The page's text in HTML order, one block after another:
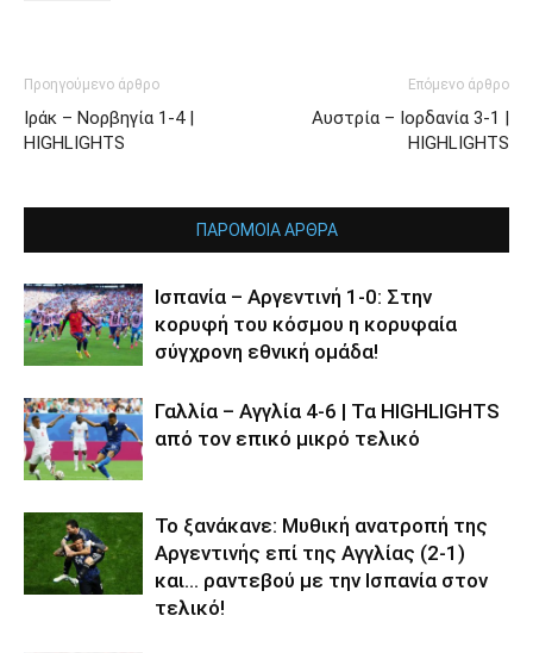
Προηγούμενο άρθρο
Ιράκ – Νορβηγία 1-4 |
HIGHLIGHTS
Επόμενο άρθρο
Αυστρία – Ιορδανία 3-1 |
HIGHLIGHTS
ΠΑΡΟΜΟΙΑ ΑΡΘΡΑ
Ισπανία – Αργεντινή 1-0: Στην
κορυφή του κόσμου η κορυφαία
σύγχρονη εθνική ομάδα!
Γαλλία – Αγγλία 4-6 | Τα HIGHLIGHTS
από τον επικό μικρό τελικό
Το ξανάκανε: Μυθική ανατροπή της
Αργεντινής επί της Αγγλίας (2-1)
και… ραντεβού με την Ισπανία στον
τελικό!